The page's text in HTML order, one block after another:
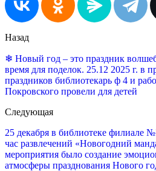
Назад
❄ Новый год – это праздник
время для поделок. 25.12 2025 г. в
праздников библиотекарь ф 4 и
Покровского провели для детей
Следующая
25 декабря в библиотеке филиале
час развлечений «Новогодний
мероприятия было создание
атмосферы празднования Нового